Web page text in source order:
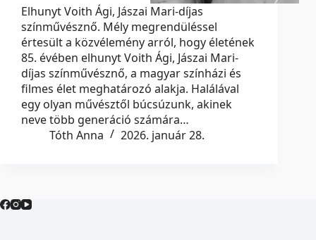
Elhunyt Voith Ági, Jászai Mari-díjas
színművésznő. Mély megrendüléssel
értesült a közvélemény arról, hogy életének
85. évében elhunyt Voith Ági, Jászai Mari-
díjas színművésznő, a magyar színházi és
filmes élet meghatározó alakja. Halálával
egy olyan művésztől búcsúzunk, akinek
neve több generáció számára…
Tóth Anna
2026. január 28.